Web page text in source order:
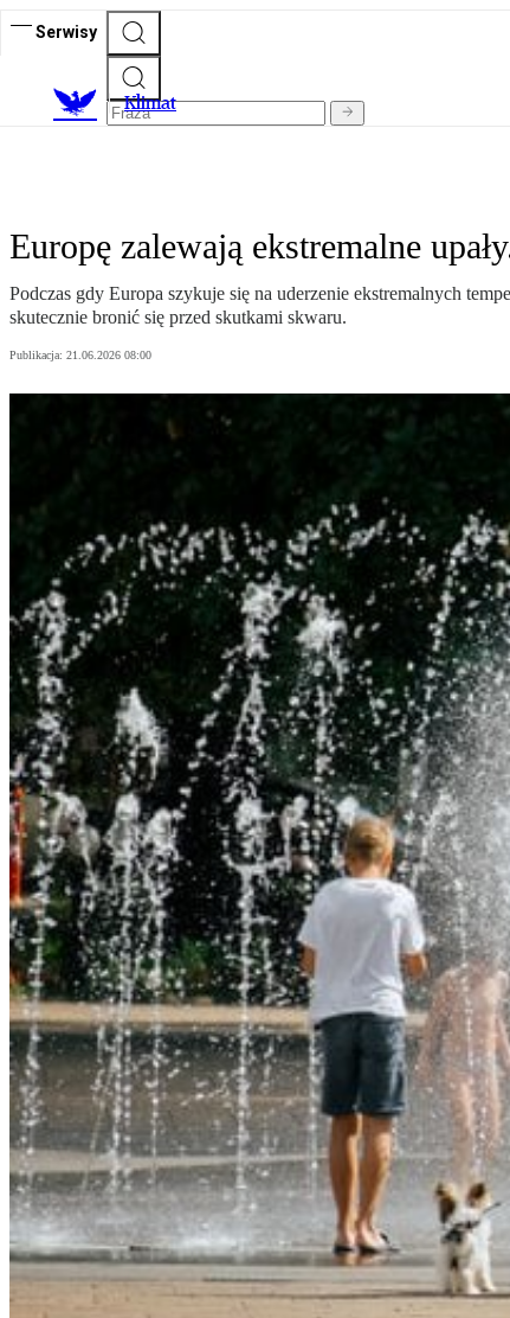
Serwisy
Klimat
Europę zalewają ekstremalne
Podczas gdy Europa szykuje się na uderzenie ekstremalnych
skutecznie bronić się przed skutkami skwaru.
Publikacja: 21.06.2026 08:00